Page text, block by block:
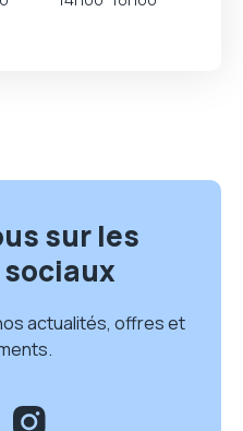
sur les
actualités, offres et